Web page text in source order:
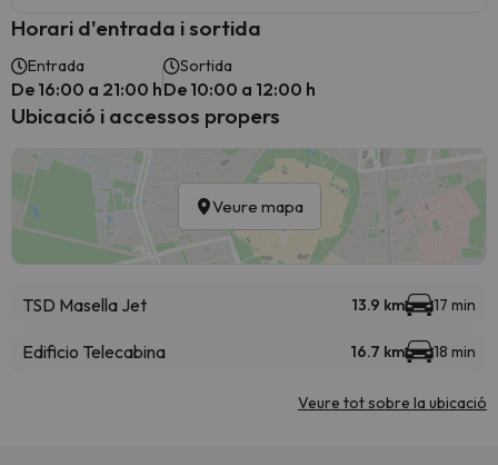
Horari d'entrada i sortida
Entrada
De 16:00 a 21:00 h
Sortida
De 10:00 a 12:00 h
Ubicació i accessos propers
Veure mapa
TSD Masella Jet 13.9 km 17 min
Edificio Telecabina 16.7 km 18 min
Veure tot sobre la ubicació